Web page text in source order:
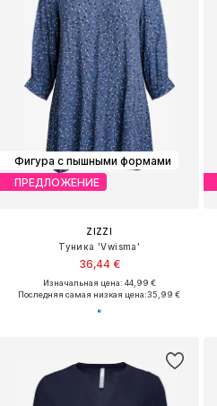
Фигура с пышными формами
ПРЕДЛОЖЕНИЕ
ZIZZI
Туника 'Vwisma'
36,44 €
Изначальная цена: 44,99 €
Последняя самая низкая цена:35,99 €